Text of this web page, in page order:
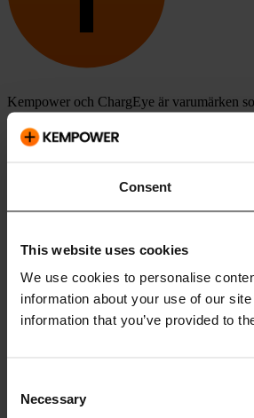
Consent
This website uses cookies
We use cookies to personalise
information about your use of our
information that you’ve provided to
Selection
Necessary
Kempower och ChargEye är varumärken
Oyj, registrerade i USA och andra länder